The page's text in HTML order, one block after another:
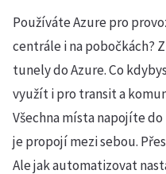
Používáte Azure pro
centrále i na pobočkách?
tunely do Azure. Co
využít i pro transit a
Všechna místa napojíte
je propojí mezi sebou.
Ale jak automatizovat